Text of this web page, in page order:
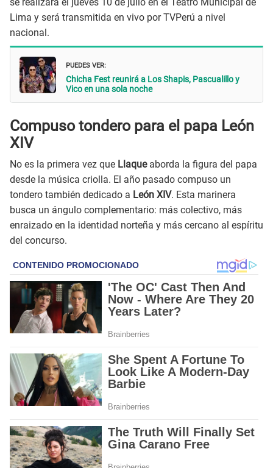
Lima y será transmitida en vivo por TVPerú a nivel
nacional.
PUEDES VER:
Chicha Fest reunirá a Los Shapis, Pascualillo y
Vico en una sola noche
Compuso tondero para el papa León
XIV
No es la primera vez que Llaqueaborda la figura del papa
desde la música criolla. El año pasado compuso un
tondero también dedicado a León XIV. Esta marinera
busca un ángulo complementario: más colectivo, más
enraizado en la identidad norteña y más cercano al espíritu
del concurso.